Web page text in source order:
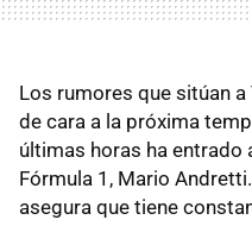
Los rumores que sitúan
de cara a la próxima
últimas horas ha entrado
Fórmula 1, Mario
asegura que tiene